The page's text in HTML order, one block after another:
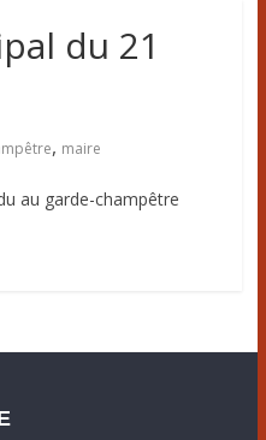
du 21
, maire
au garde-champêtre